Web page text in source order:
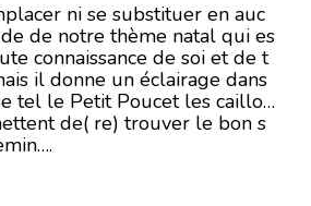
ni se substituer en auc
de notre thème natal qui es
connaissance de soi et de t
il donne un éclairage dans
tel le Petit Poucet les caillou
de( re) trouver le bon s